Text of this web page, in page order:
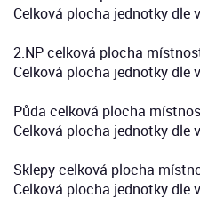
Celková plocha jednotky dle
2.NP celková plocha
Celková plocha jednotky dle
Půda celková plocha
Celková plocha jednotky dle
Sklepy celková plocha
Celková plocha jednotky dle